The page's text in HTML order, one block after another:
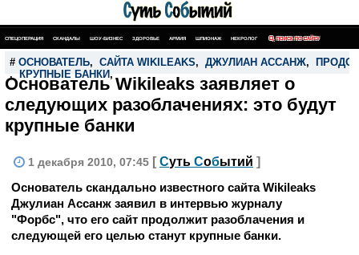
СПЕЦОПЕРАЦИЯ СКАНДАЛЫ ШОУ-БИЗНЕС ЗДОРОВЬЕ АРМИЯ ШПИОНАЖ НЕКРОЛОГ ПОИСК ПО САЙТУ
# ОСНОВАТЕЛЬ, САЙТА WIKILEAKS, ДЖУЛИАН АССАНЖ,
,
КРУПНЫЕ БАНКИ,
Основатель Wikileaks заявляет о
следующих разоблачениях: это будут
крупные банки
1 декабря 2010, 07:45 [ Суть Событий ]
Основатель скандально известного сайта Wikileaks
Джулиан Ассанж заявил в интервью журналу
"Форбс", что его сайт продолжит разоблачения и
следующей его целью станут крупные банки.